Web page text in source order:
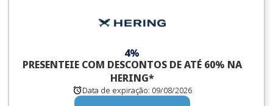
4%
PRESENTEIE COM DESCONTOS DE ATÉ 60% NA
HERING*
Data de expiração: 09/08/2026